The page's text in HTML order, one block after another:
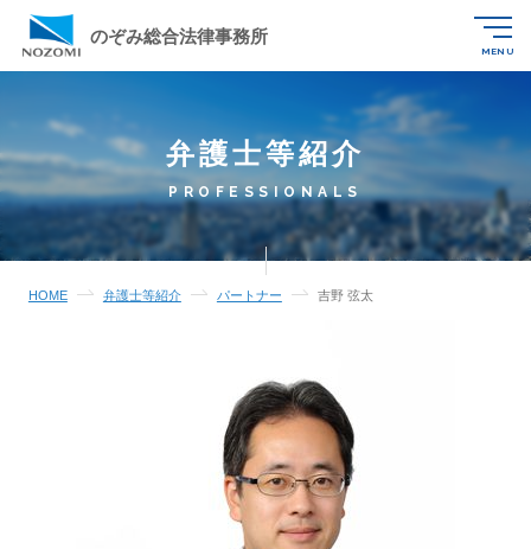
のぞみ総合法律事務所
MENU
弁護士等紹介
PROFESSIONALS
HOME 弁護士等紹介 パートナー 吉野 弦太